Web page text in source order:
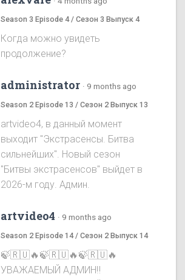
Season 3 Episode 4 / Сезон 3 Выпуск 4
Когда можно увидеть
продолжение?
administrator · 9 months ago
Season 2 Episode 13 / Сезон 2 Выпуск 13
artvideo4, в данный момент
выходит "Экстрасенсы. Битва
сильнейших". Новый сезон
"Битвы экстрасенсов" выйдет в
2026-м году. Админ.
artvideo4 · 9 months ago
Season 2 Episode 14 / Сезон 2 Выпуск 14
🍃🇷🇺🔥🍃🇷🇺🔥🍃🇷🇺🔥
УВАЖАЕМЫЙ АДМИН‼️